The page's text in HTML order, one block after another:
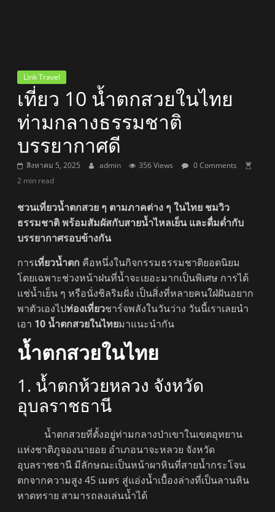
FM
ลพบุรี
Link Travel
เที่ยว 10 น้ำตกสวยในไทย
ท่ามกลางธรรมชาติ
บรรยากาศดี
สิงหาคม 5, 2025 admin 356 Views
0 Comments
2 min read
ชวนเที่ยวน้ำตกสวย ๆ ตามภาคต่าง ๆ ในไทย ชมวิว
ธรรมชาติ พร้อมสัมผัสกับสายน้ำไหลเย็น และดื่มด่ำกับ
บรรยากาศรอบข้างกัน
การเที่ยวน้ำตก คือหนึ่งในกิจกรรมธรรมชาติยอดนิยม
โดยเฉพาะช่วงหน้าฝนที่น้ำจะเยอะมากเป็นพิเศษ การได้
แช่น้ำเย็น ๆ หรือนั่งชิลริมฝั่ง เป็นสิ่งที่หลายคนใฝ่ฝันอยาก
พาตัวเองไปท่องเที่ยวชาร์จพลังในวันว่าง วันนี้เราเลยนำ
เอา 10 น้ำตกสวยในไทยมาแนะนำกัน
น้ำตกสวยในไทย
1. น้ำตกห้วยหลวง จังหวัด
อุบลราชธานี
น้ำตกสวยที่ตั้งอยู่ท่ามกลางป่าเขาในเขตอุทยาน
แห่งชาติภูจองนายอย อำเภอนาจะหลวย จังหวัด
อุบลราชธานี มีลักษณะเป็นหน้าผาหินที่สายน้ำกระโจน
ตกจากความสูง 45 เมตร สู่แอ่งน้ำเบื้องล่างที่เป็นลานหิน
หาดทราย สามารถลงเล่นน้ำได้